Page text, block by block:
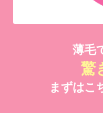
薄毛
驚
まずはこ